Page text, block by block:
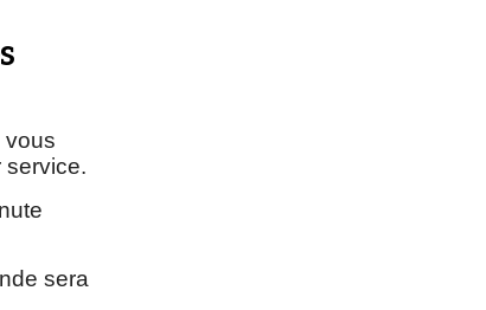
vous
service.
sera